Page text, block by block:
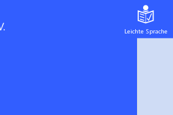
Leichte Sprache